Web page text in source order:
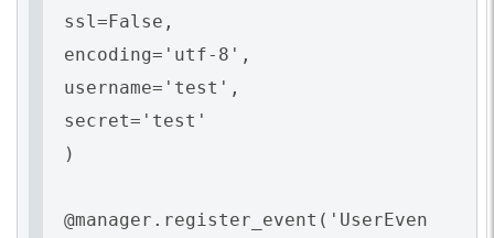
ssl=False,
encoding='utf-8',
username='test',
secret='test'
)
@manager.register_event('UserEven